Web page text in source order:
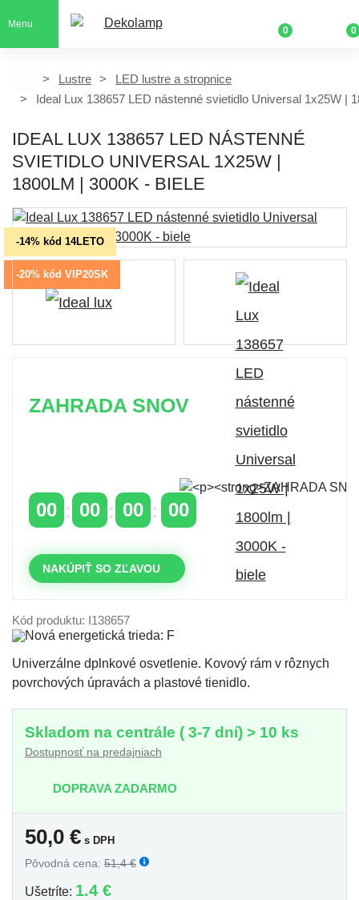
Menu
0 0
Lustre
LED lustre a stropnice
Ideal Lux 138657 LED nástenné svietidlo Universal 1x25W |
IDEAL LUX 138657 LED NÁSTENNÉ
SVIETIDLO UNIVERSAL 1X25W |
1800LM | 3000K - BIELE
-14% kód 14LETO
-20% kód VIP20SK
ZAHRADA SNOV
00 00 00 00
NAKÚPIŤ SO ZĽAVOU
Kód produktu: I138657
Univerzálne dplnkové osvetlenie. Kovový rám v rôznych
povrchových úpravách a plastové tienidlo.
Skladom na centrále ( 3-7 dní) > 10 ks
Dostupnosť na predajniach
DOPRAVA ZADARMO
50,0 € s DPH
Pôvodná cena: 51,4 €
Ušetríte: 1.4 €